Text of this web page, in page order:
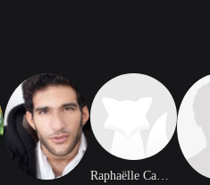
Raphaëlle Cambray